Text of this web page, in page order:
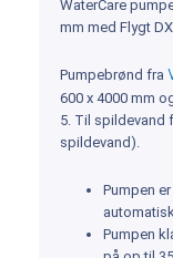
WaterCare
mm med Flygt
Pumpebrønd fra
600 x 4000 mm
5. Til spildevand
spildevand).
Pumpen
Pumpen